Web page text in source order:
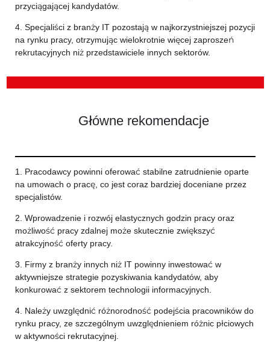
przyciągającej kandydatów.
4. Specjaliści z branży IT pozostają w najkorzystniejszej pozycji
na rynku pracy, otrzymując wielokrotnie więcej zaproszeń
rekrutacyjnych niż przedstawiciele innych sektorów.
Główne rekomendacje
1. Pracodawcy powinni oferować stabilne zatrudnienie oparte
na umowach o pracę, co jest coraz bardziej doceniane przez
specjalistów.
2. Wprowadzenie i rozwój elastycznych godzin pracy oraz
możliwość pracy zdalnej może skutecznie zwiększyć
atrakcyjność oferty pracy.
3. Firmy z branży innych niż IT powinny inwestować w
aktywniejsze strategie pozyskiwania kandydatów, aby
konkurować z sektorem technologii informacyjnych.
4. Należy uwzględnić różnorodność podejścia pracowników do
rynku pracy, ze szczególnym uwzględnieniem różnic płciowych
w aktywności rekrutacyjnej.